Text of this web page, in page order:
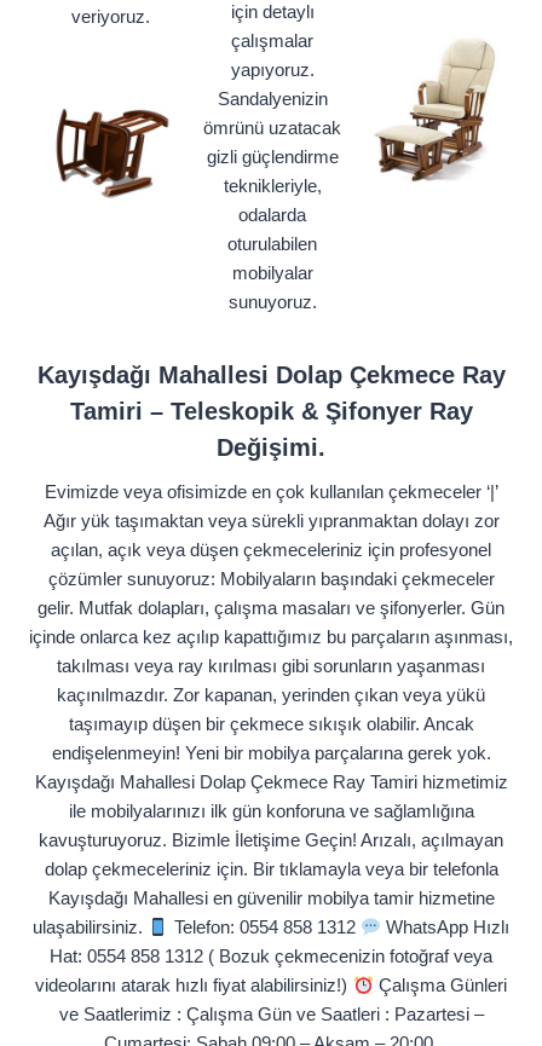
veriyoruz.
için detaylı
çalışmalar
yapıyoruz.
Sandalyenizin
ömrünü uzatacak
gizli güçlendirme
teknikleriyle,
odalarda
oturulabilen
mobilyalar
sunuyoruz.
Kayışdağı Mahallesi Dolap Çekmece Ray
Tamiri – Teleskopik & Şifonyer Ray
Değişimi.
Evimizde veya ofisimizde en çok kullanılan çekmeceler ‘|’
Ağır yük taşımaktan veya sürekli yıpranmaktan dolayı zor
açılan, açık veya düşen çekmeceleriniz için profesyonel
çözümler sunuyoruz: Mobilyaların başındaki çekmeceler
gelir. Mutfak dolapları, çalışma masaları ve şifonyerler. Gün
içinde onlarca kez açılıp kapattığımız bu parçaların aşınması,
takılması veya ray kırılması gibi sorunların yaşanması
kaçınılmazdır. Zor kapanan, yerinden çıkan veya yükü
taşımayıp düşen bir çekmece sıkışık olabilir. Ancak
endişelenmeyin! Yeni bir mobilya parçalarına gerek yok.
Kayışdağı Mahallesi Dolap Çekmece Ray Tamiri hizmetimiz
ile mobilyalarınızı ilk gün konforuna ve sağlamlığına
kavuşturuyoruz. Bizimle İletişime Geçin! Arızalı, açılmayan
dolap çekmeceleriniz için. Bir tıklamayla veya bir telefonla
Kayışdağı Mahallesi en güvenilir mobilya tamir hizmetine
ulaşabilirsiniz.
Telefon: 0554 858 1312
WhatsApp Hızlı
Hat: 0554 858 1312 ( Bozuk çekmecenizin fotoğraf veya
videolarını atarak hızlı fiyat alabilirsiniz!)
Çalışma Günleri
ve Saatlerimiz : Çalışma Gün ve Saatleri : Pazartesi –